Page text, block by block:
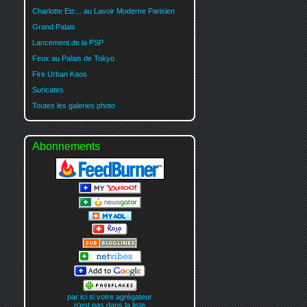
Charlotte Etc... au Lavoir Moderne Parisien
Grand Palais
Lancement de la PSP
Feux au Palais de Tokyo
Fire Urban Kaos
Suricates
Toutes les galeries photo
Abonnements
par ici si votre agrégateur
n'est pas dans la liste